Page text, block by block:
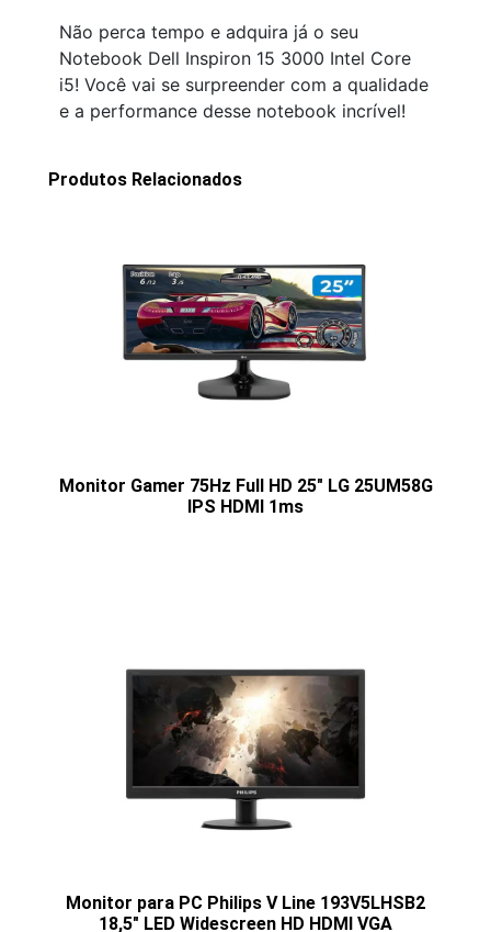
Não perca tempo e adquira já o seu
Notebook Dell Inspiron 15 3000 Intel Core
i5! Você vai se surpreender com a qualidade
e a performance desse notebook incrível!
Produtos Relacionados
Monitor Gamer 75Hz Full HD 25" LG 25UM58G
IPS HDMI 1ms
Monitor para PC Philips V Line 193V5LHSB2
18,5" LED Widescreen HD HDMI VGA